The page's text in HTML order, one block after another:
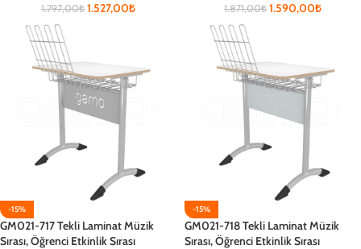
1.797,00₺ 1.527,00₺ 1.871,00₺ 1.590,00₺
-15%
GM021-717 Tekli Laminat Müzik
Sırası, Öğrenci Etkinlik Sırası
-15%
GM021-718 Tekli Laminat Müzik
Sırası, Öğrenci Etkinlik Sırası